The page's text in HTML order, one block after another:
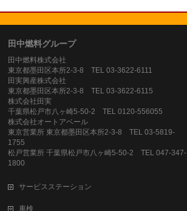
田中燃料グループ
田中燃料株式会社
東京都墨田区本所2-3-8 TEL 03-3622-6111
田実興産株式会社
東京都墨田区本所2-3-8 TEL 03-3622-6115
株式会社田実
千葉県松戸市八ヶ崎5-50-2 TEL 0120-556055
株式会社オートアベール
東京営業所 東京都墨田区本所2-3-8 TEL 03-5819-
1755
松戸営業所 千葉県松戸市八ヶ崎5-50-2 TEL 047-347-
1800
サービスステーション
車検